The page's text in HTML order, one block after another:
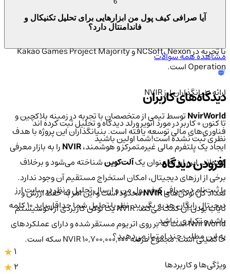
گسترده و دانش انباشته در بازاریابی و استراتژی جهانی است. مدیر
ارشد فناوری NvirWorld لئونارد بنگ، رهبر سابق تیم توسعه نکسون
با تجربه در NCSoft، Nexon و Kakao Games Project Majority
Operation است.
ارائه بنیانگذاران ارز NVIR
NvirWorldتوسط تیمی از متخصصان با تجربه در زمینه بلاکچین و
فناوری‌های مالی توسعه یافته است. بنیانگذاران این پروژه با هدف
ایجاد یک پلتفرم مالی غیرمتمرکز و هوشمند،NVIRرا به بازار معرفی
کرده‌اند. این ارز به عنوان یکآلت‌کوینشناخته می‌شود و برخلاف
برخی از ارزهای دیجیتال، امکان استخراج مستقیم آن وجود ندارد.
تعداد کل توکن‌هایNVIRمحدود است و این امر به حفظ ارزش و
نایاب بودن آن کمک می‌کند. NVIR یک توکن کاربردی از اکوسیستم
NvirWorld است که بر روی اتریوم مستقر شده و دارای عملکردهای
حاکمیتی است. مجموع عرضه NVIR 10,700,000,000 سکه است.
ویژگی‌ها و کاربردها
آیا صرافی کیف پول من ابزارهایی برای تحلیل تکنیکال و
فاندامنتال دارد؟
مشاهده همه سوالات
دیدگاه‌های کاربران
تا کنون 0 کاربر در مورد انویر ورلددیدگاه و تحلیل ثبت کرده اند
نظری ثبت نشده است!شما اولین باشید
افزودن دیدگاه
با ثبت‌نام در صرافی کیف پول من و ارسال تحلیل و نظر در سایت ارز
دیجیتال رایگان هدیه بگیرید. نظر یا تحلیل شما حداقل باید ۱۰ کلمه
باشد و تکراری نباشد.
به این مطلب چند امتیاز می‌دهید؟